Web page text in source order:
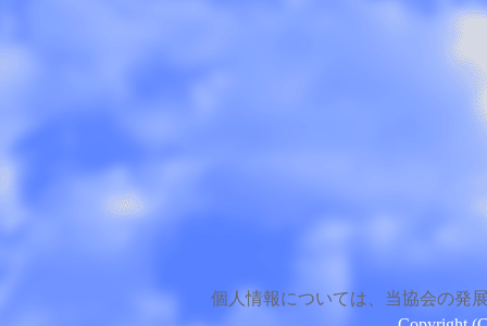
個人情報については、当協会の発